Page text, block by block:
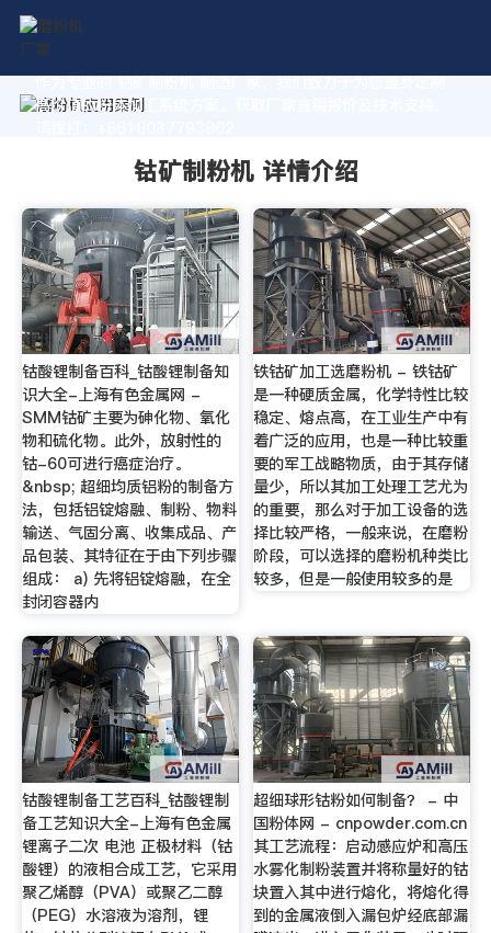
作为专业的 钴矿制粉机 制造厂家，我们致力于为您量身定制
高价值的粉体加工系统方案。获取厂家直销报价及技术支持，
钴矿制粉机 详情介绍
钴酸锂制备百科_钴酸锂制备知
识大全-上海有色金属网 -
SMM钴矿主要为砷化物、氧化
物和硫化物。此外，放射性的
钴-60可进行癌症治疗。
&nbsp; 超细均质铝粉的制备方
法，包括铝锭熔融、制粉、物料
输送、气固分离、收集成品、产
品包装、其特征在于由下列步骤
组成： a) 先将铝锭熔融，在全
封闭容器内
铁钴矿加工选磨粉机 - 铁钴矿
是一种硬质金属，化学特性比较
稳定、熔点高，在工业生产中有
着广泛的应用，也是一种比较重
要的军工战略物质，由于其存储
量少，所以其加工处理工艺尤为
的重要，那么对于加工设备的选
择比较严格，一般来说，在磨粉
阶段，可以选择的磨粉机种类比
较多，但是一般使用较多的是
钴酸锂制备工艺百科_钴酸锂制
备工艺知识大全-上海有色金属
锂离子二次 电池 正极材料（钴
酸锂）的液相合成工艺，它采用
聚乙烯醇（PVA）或聚乙二醇
（PEG）水溶液为溶剂，锂
超细球形钴粉如何制备？ - 中
国粉体网 - cnpowder.com.cn
其工艺流程：启动感应炉和高压
水雾化制粉装置并将称量好的钴
块置入其中进行熔化，将熔化得
到的金属液倒入漏包炉经底部漏